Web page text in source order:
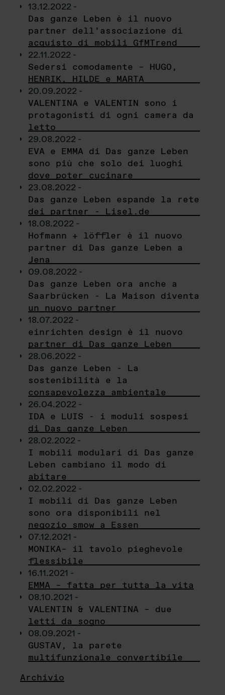
13.12.2022 -
Das ganze Leben è il nuovo
partner dell’associazione di
acquisto di mobili GfMTrend
22.11.2022 -
Sedersi comodamente – HUGO,
HENRIK, HILDE e MARTA
20.09.2022 -
VALENTINA e VALENTIN sono i
protagonisti di ogni camera da
letto
29.08.2022 -
EVA e EMMA di Das ganze Leben
sono più che solo dei luoghi
dove poter cucinare
23.08.2022 -
Das ganze Leben espande la rete
dei partner - Lisel.de
18.08.2022 -
Hofmann + löffler è il nuovo
partner di Das ganze Leben a
Jena
09.08.2022 -
Das ganze Leben ora anche a
Saarbrücken - La Maison diventa
un nuovo partner
18.07.2022 -
einrichten design è il nuovo
partner di Das ganze Leben
28.06.2022 -
Das ganze Leben - La
sostenibilità e la
consapevolezza ambientale
26.04.2022 -
IDA e LUIS - i moduli sospesi
di Das ganze Leben
28.02.2022 -
I mobili modulari di Das ganze
Leben cambiano il modo di
abitare
02.02.2022 -
I mobili di Das ganze Leben
sono ora disponibili nel
negozio smow a Essen
07.12.2021 -
MONIKA– il tavolo pieghevole
flessibile
16.11.2021 -
EMMA – fatta per tutta la vita
08.10.2021 -
VALENTIN & VALENTINA – due
letti da sogno
08.09.2021 -
GUSTAV, la parete
multifunzionale convertibile
Archivio